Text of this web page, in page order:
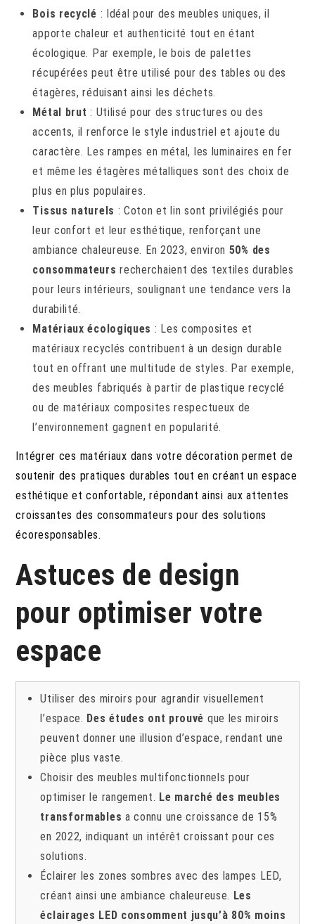
Bois recyclé : Idéal pour des meubles uniques, il
apporte chaleur et authenticité tout en étant
écologique. Par exemple, le bois de palettes
récupérées peut être utilisé pour des tables ou des
étagères, réduisant ainsi les déchets.
Métal brut : Utilisé pour des structures ou des
accents, il renforce le style industriel et ajoute du
caractère. Les rampes en métal, les luminaires en fer
et même les étagères métalliques sont des choix de
plus en plus populaires.
Tissus naturels : Coton et lin sont privilégiés pour
leur confort et leur esthétique, renforçant une
ambiance chaleureuse. En 2023, environ 50% des
consommateurs recherchaient des textiles durables
pour leurs intérieurs, soulignant une tendance vers la
durabilité.
Matériaux écologiques : Les composites et
matériaux recyclés contribuent à un design durable
tout en offrant une multitude de styles. Par exemple,
des meubles fabriqués à partir de plastique recyclé
ou de matériaux composites respectueux de
l’environnement gagnent en popularité.
Intégrer ces matériaux dans votre décoration permet de
soutenir des pratiques durables tout en créant un espace
esthétique et confortable, répondant ainsi aux attentes
croissantes des consommateurs pour des solutions
écoresponsables.
Astuces de design
pour optimiser votre
espace
Utiliser des miroirs pour agrandir visuellement
l’espace. Des études ont prouvé que les miroirs
peuvent donner une illusion d’espace, rendant une
pièce plus vaste.
Choisir des meubles multifonctionnels pour
optimiser le rangement. Le marché des meubles
transformables a connu une croissance de 15%
en 2022, indiquant un intérêt croissant pour ces
solutions.
Éclairer les zones sombres avec des lampes LED,
créant ainsi une ambiance chaleureuse. Les
éclairages LED consomment jusqu’à 80% moins